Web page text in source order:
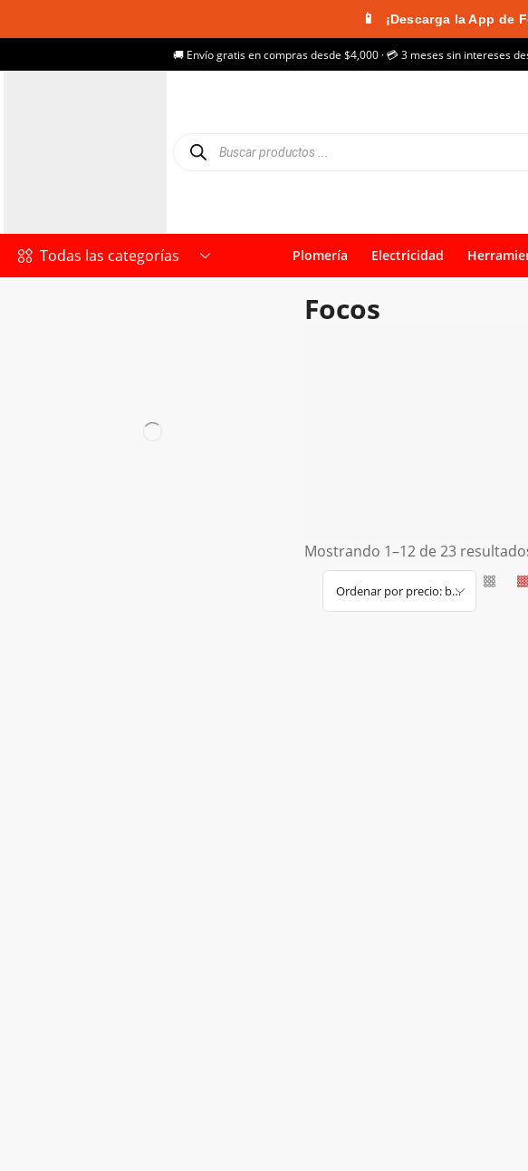
📱 ¡Descarga la App de
🚚 Envío gratis en compras desde $4,000 · 💳 3 meses sin intereses
Todas las categorías Plomería Electricidad
Focos
Mostrando 1–12 de 23